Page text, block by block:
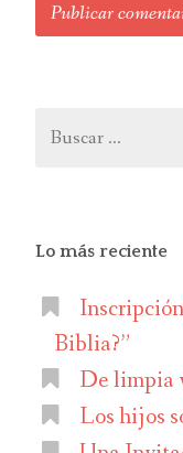
Buscar:
Lo más reciente
Biblia?”
De limpia
Los hijos